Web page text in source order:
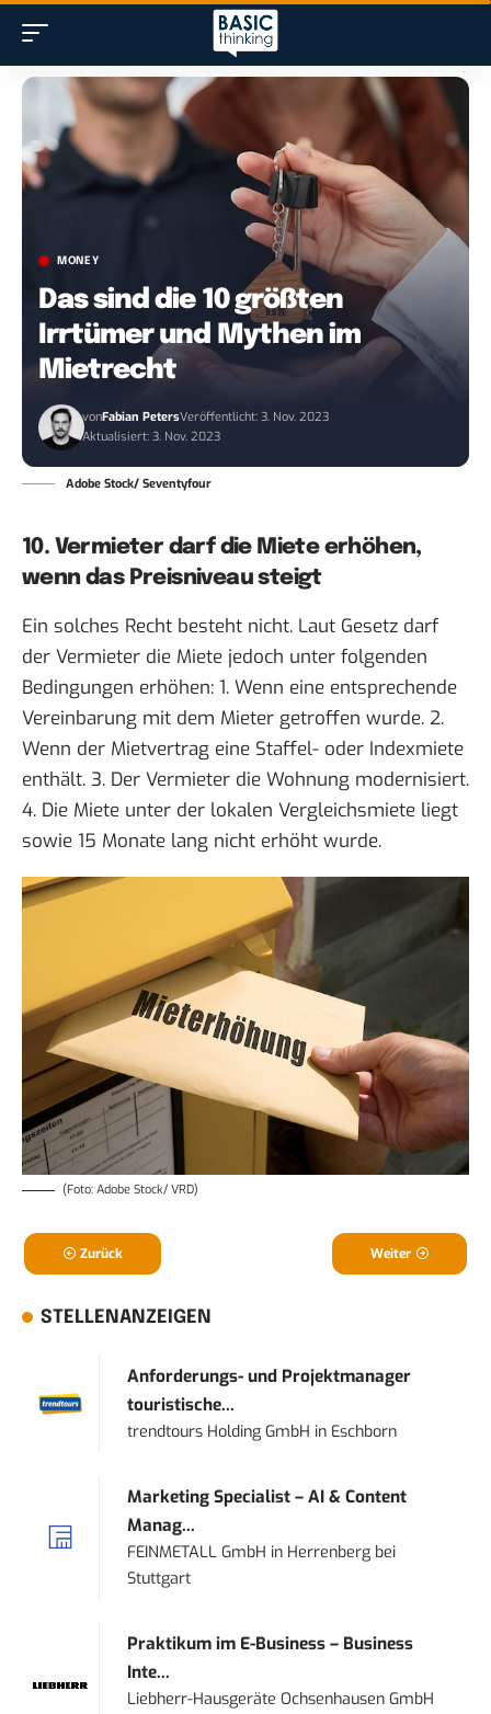
MONEY
Das sind die 10 größten
Irrtümer und Mythen im
Mietrecht
vonFabian PetersVeröffentlicht: 3. Nov. 2023
Aktualisiert: 3. Nov. 2023
Adobe Stock/ Seventyfour
10. Vermieter darf die Miete erhöhen,
wenn das Preisniveau steigt
Ein solches Recht besteht nicht. Laut Gesetz darf
der Vermieter die Miete jedoch unter folgenden
Bedingungen erhöhen: 1. Wenn eine entsprechende
Vereinbarung mit dem Mieter getroffen wurde. 2.
Wenn der Mietvertrag eine Staffel- oder Indexmiete
enthält. 3. Der Vermieter die Wohnung modernisiert.
4. Die Miete unter der lokalen Vergleichsmiete liegt
sowie 15 Monate lang nicht erhöht wurde.
(Foto: Adobe Stock/ VRD)
Zurück Weiter
STELLENANZEIGEN
Anforderungs- und Projektmanager
touristische...
trendtours Holding GmbH in Eschborn
Marketing Specialist – AI & Content
Manag...
FEINMETALL GmbH in Herrenberg bei
Stuttgart
Praktikum im E-Business – Business
Inte...
Liebherr-Hausgeräte Ochsenhausen GmbH